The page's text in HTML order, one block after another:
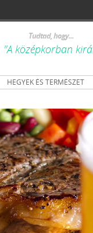
Tudtad, hogy...
"A középkorban
HEGYEK ÉS TERMÉSZET